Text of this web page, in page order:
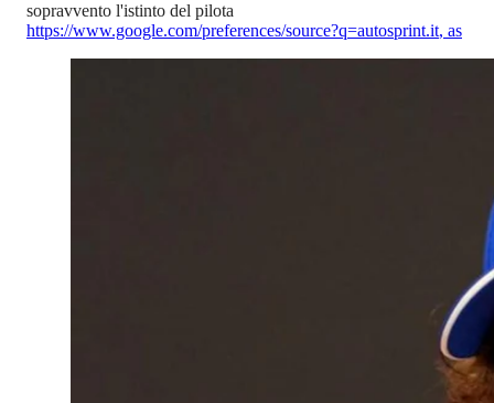
sopravvento l'istinto del pilota
https://www.google.com/preferences/source?q=autosprint.it, as